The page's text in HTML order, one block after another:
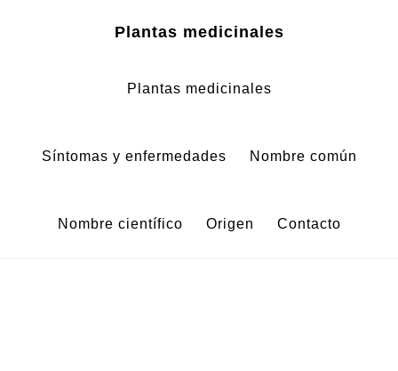
Plantas medicinales
Plantas medicinales
Síntomas y enfermedades Nombre común
Nombre científico Origen Contacto